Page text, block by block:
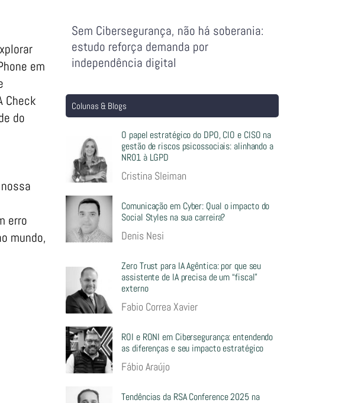
em
Check
do
erro
mundo,
Sem Cibersegurança, não há soberania:
estudo reforça demanda por
independência digital
Colunas & Blogs
O papel estratégico do DPO, CIO e CISO na
gestão de riscos psicossociais: alinhando a
NR01 à LGPD
Cristina Sleiman
Comunicação em Cyber: Qual o impacto do
Social Styles na sua carreira?
Denis Nesi
Zero Trust para IA Agêntica: por que seu
assistente de IA precisa de um “fiscal”
externo
Fabio Correa Xavier
ROI e RONI em Cibersegurança: entendendo
as diferenças e seu impacto estratégico
Fábio Araújo
Tendências da RSA Conference 2025 na